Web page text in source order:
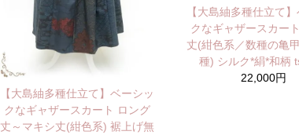
【大島紬多種仕立て】ベーシッ
クなギャザースカート ロング
丈～マキシ丈(紺色系) 裾上げ無
【大島紬多種仕立て
クなギャザースカー
丈(紺色系／数種の亀
種) シルク*絹*和柄
22,000円